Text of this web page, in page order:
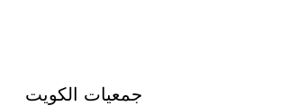
جمعيات الكويت